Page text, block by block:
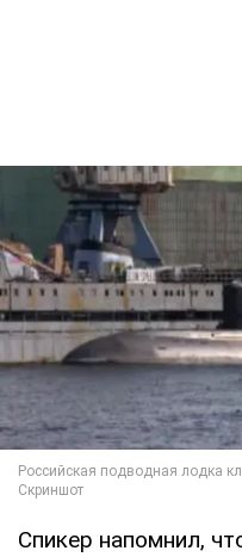
Спикер напомнил,